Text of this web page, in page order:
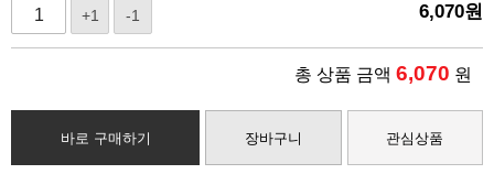
+1 -1 6,070원
총 상품 금액 6,070 원
바로 구매하기 장바구니 관심상품